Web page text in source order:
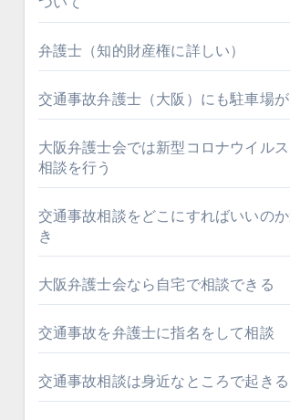
弁護士（知的財産権に詳しい）
交通事故弁護士（大阪）にも駐車場
大阪弁護士会では新型コロナウイル
相談を行う
交通事故相談をどこにすればいいの
き
大阪弁護士会なら自宅で相談できる
交通事故を弁護士に指名をして相談
交通事故相談は身近なところで起きる